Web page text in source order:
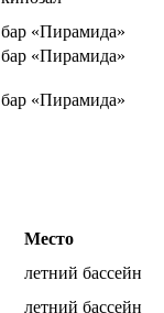
бар «Пирамида»
бар «Пирамида»
бар «Пирамида»
Место
летний бассейн
летний бассейн